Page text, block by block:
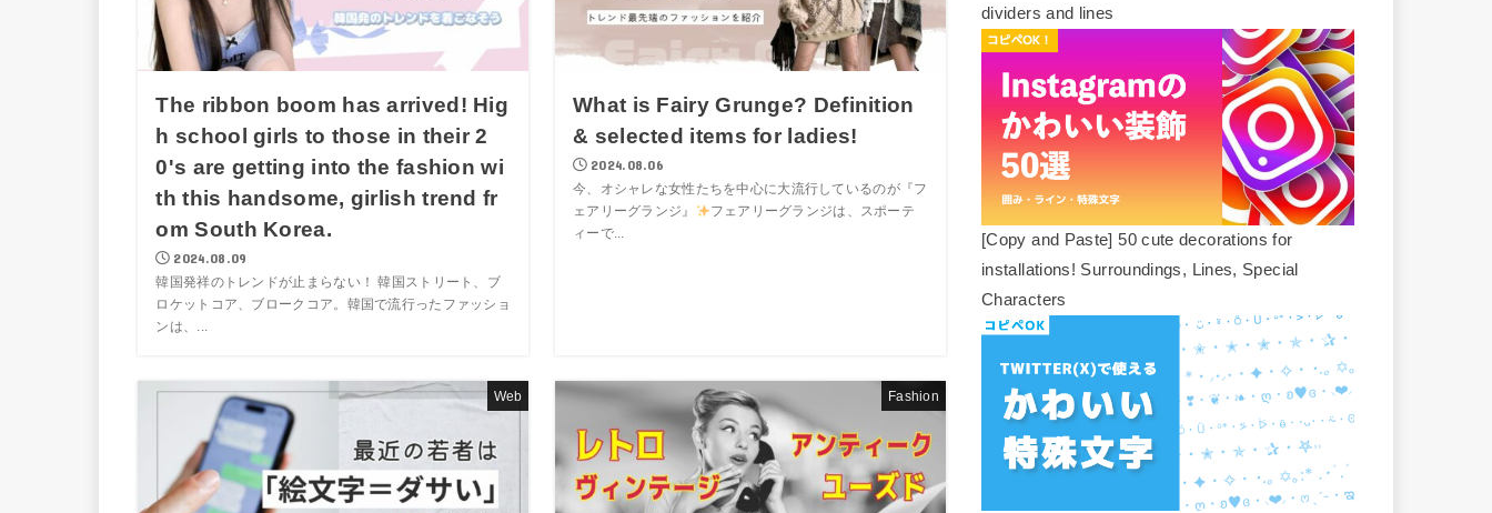
The ribbon boom has arrived! Hig
h school girls to those in their 2
0's are getting into the fashion wi
th this handsome, girlish trend fr
om South Korea.
2024.08.09
韓国発祥のトレンドが止まらない！ 韓国ストリート、ブ
ロケットコア、ブロークコア。韓国で流行ったファッショ
ンは、...
What is Fairy Grunge? Definition
& selected items for ladies!
2024.08.06
今、オシャレな女性たちを中心に大流行しているのが『フ
ェアリーグランジ』
フェアリーグランジは、スポーテ
ィーで...
Web Fashion
dividers and lines
[Copy and Paste] 50 cute decorations for
installations! Surroundings, Lines, Special
Characters